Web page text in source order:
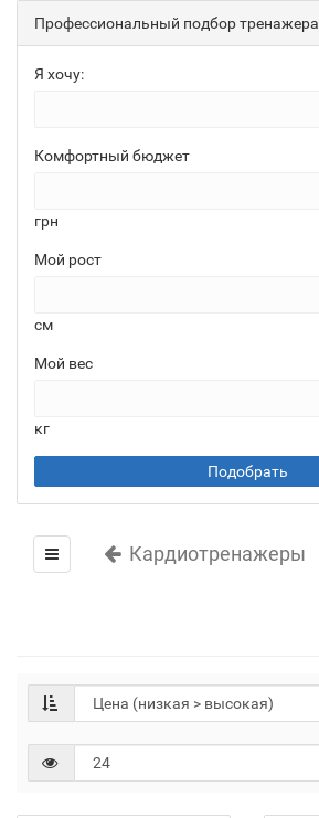
Профессиональный подбор тренажера
Я хочу:
Комфортный бюджет
грн
Мой рост
см
Мой вес
кг
Подобрать
Кардиотренажеры